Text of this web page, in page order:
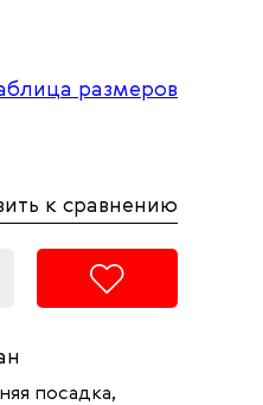
размеров
к сравнению
посадка,